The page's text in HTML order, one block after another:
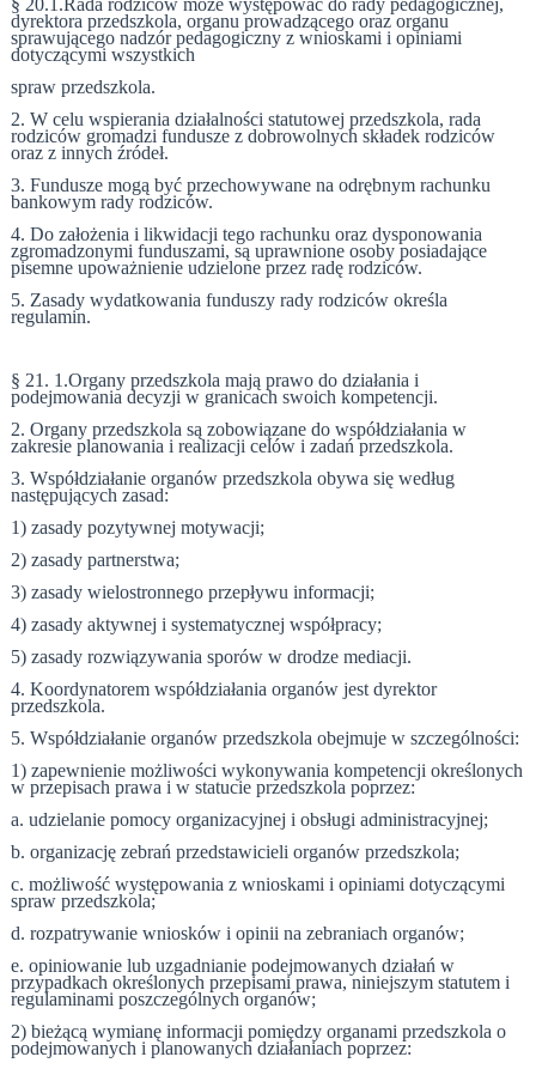
§ 20.1.Rada rodziców może występować do rady pedagogicznej,
dyrektora przedszkola, organu prowadzącego oraz organu
sprawującego nadzór pedagogiczny z wnioskami i opiniami
dotyczącymi wszystkich
spraw przedszkola.
2. W celu wspierania działalności statutowej przedszkola, rada
rodziców gromadzi fundusze z dobrowolnych składek rodziców
oraz z innych źródeł.
3. Fundusze mogą być przechowywane na odrębnym rachunku
bankowym rady rodziców.
4. Do założenia i likwidacji tego rachunku oraz dysponowania
zgromadzonymi funduszami, są uprawnione osoby posiadające
pisemne upoważnienie udzielone przez radę rodziców.
5. Zasady wydatkowania funduszy rady rodziców określa
regulamin.
§ 21. 1.Organy przedszkola mają prawo do działania i
podejmowania decyzji w granicach swoich kompetencji.
2. Organy przedszkola są zobowiązane do współdziałania w
zakresie planowania i realizacji celów i zadań przedszkola.
3. Współdziałanie organów przedszkola obywa się według
następujących zasad:
1) zasady pozytywnej motywacji;
2) zasady partnerstwa;
3) zasady wielostronnego przepływu informacji;
4) zasady aktywnej i systematycznej współpracy;
5) zasady rozwiązywania sporów w drodze mediacji.
4. Koordynatorem współdziałania organów jest dyrektor
przedszkola.
5. Współdziałanie organów przedszkola obejmuje w szczególności:
1) zapewnienie możliwości wykonywania kompetencji określonych
w przepisach prawa i w statucie przedszkola poprzez:
a. udzielanie pomocy organizacyjnej i obsługi administracyjnej;
b. organizację zebrań przedstawicieli organów przedszkola;
c. możliwość występowania z wnioskami i opiniami dotyczącymi
spraw przedszkola;
d. rozpatrywanie wniosków i opinii na zebraniach organów;
e. opiniowanie lub uzgadnianie podejmowanych działań w
przypadkach określonych przepisami prawa, niniejszym statutem i
regulaminami poszczególnych organów;
2) bieżącą wymianę informacji pomiędzy organami przedszkola o
podejmowanych i planowanych działaniach poprzez: